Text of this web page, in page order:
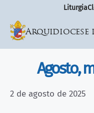
Liturgia
Arquidiocese
Agosto,
2 de agosto de 2025